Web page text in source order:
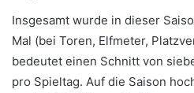
Insgesamt wurde in dieser
Mal (bei Toren, Elfmeter,
bedeutet einen Schnitt von
pro Spieltag. Auf die Saison